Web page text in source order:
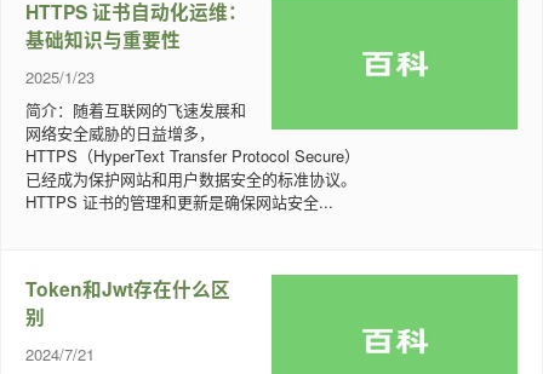
HTTPS 证书自动化运维：
基础知识与重要性
2025/1/23
简介：随着互联网的飞速发展和
网络安全威胁的日益增多，
HTTPS（HyperText Transfer Protocol Secure）
已经成为保护网站和用户数据安全的标准协议。
HTTPS 证书的管理和更新是确保网站安全...
Token和Jwt存在什么区
别
2024/7/21